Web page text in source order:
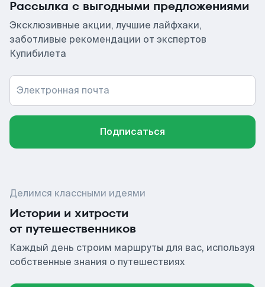
Рассылка с выгодными предложениями
Эксклюзивные акции, лучшие лайфхаки,
заботливые рекомендации от экспертов
Купибилета
Электронная почта
Подписаться
Делимся классными идеями
Истории и хитрости
от путешественников
Каждый день строим маршруты для вас, используя
собственные знания о путешествиях